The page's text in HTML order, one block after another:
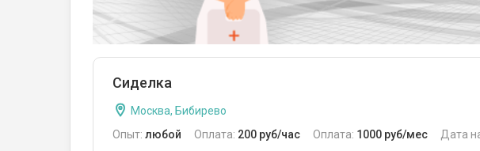
Сиделка
Москва, Бибирево
Опыт: любой Оплата: 200 руб/час Оплата: 1000 руб/мес Дата